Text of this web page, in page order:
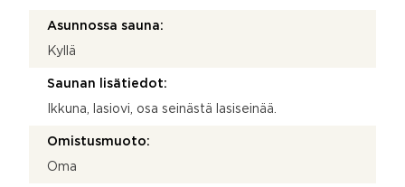
Asunnossa sauna:
Kyllä
Saunan lisätiedot:
Ikkuna, lasiovi, osa seinästä lasiseinää.
Omistusmuoto:
Oma